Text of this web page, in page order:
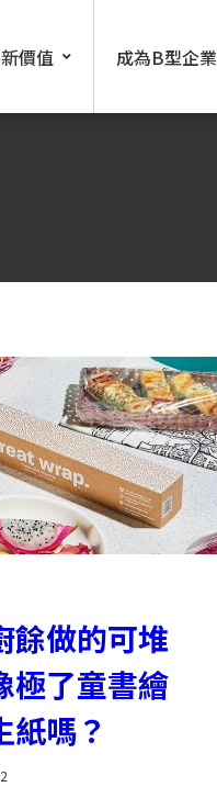
價值 成為B型企業
餘做的可堆
極了童書繪
紙嗎？